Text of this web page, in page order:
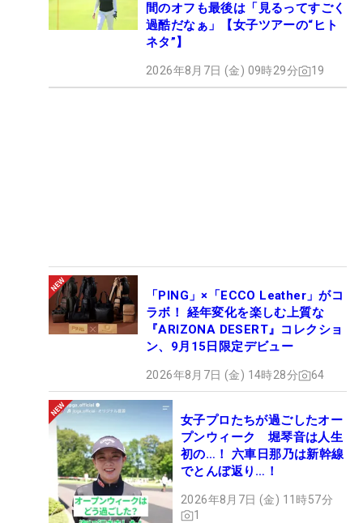
間のオフも最後は「見るってすごく
過酷だなぁ」【女子ツアーの“ヒト
ネタ”】
2026年8月7日 (金) 09時29分 19
「PING」×「ECCO Leather」がコ
ラボ！ 経年変化を楽しむ上質な
『ARIZONA DESERT』コレクショ
ン、9月15日限定デビュー
2026年8月7日 (金) 14時28分 64
女子プロたちが過ごしたオー
プンウィーク 堀琴音は人生
初の…！ 六車日那乃は新幹線
でとんぼ返り…！
2026年8月7日 (金) 11時57分
1